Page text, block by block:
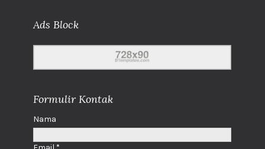
Ads Block
Formulir Kontak
Nama